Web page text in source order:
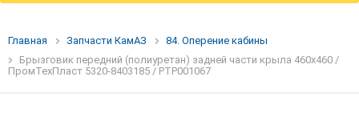
Главная Запчасти КамАЗ
84. Оперение кабины
Брызговик передний (полиуретан) задней части крыла 460х460 /
ПромТехПласт 5320-8403185 / РТР001067